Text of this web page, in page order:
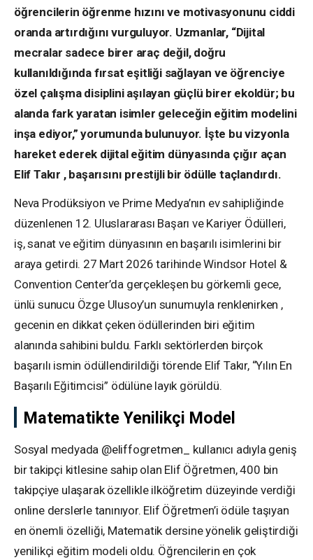
öğrencilerin öğrenme hızını ve motivasyonunu ciddi
oranda artırdığını vurguluyor. Uzmanlar, “Dijital
mecralar sadece birer araç değil, doğru
kullanıldığında fırsat eşitliği sağlayan ve öğrenciye
özel çalışma disiplini aşılayan güçlü birer ekoldür; bu
alanda fark yaratan isimler geleceğin eğitim modelini
inşa ediyor,” yorumunda bulunuyor. İşte bu vizyonla
hareket ederek dijital eğitim dünyasında çığır açan
Elif Takır , başarısını prestijli bir ödülle taçlandırdı.
Neva Prodüksiyon ve Prime Medya’nın ev sahipliğinde
düzenlenen 12. Uluslararası Başarı ve Kariyer Ödülleri,
iş, sanat ve eğitim dünyasının en başarılı isimlerini bir
araya getirdi. 27 Mart 2026 tarihinde Windsor Hotel &
Convention Center’da gerçekleşen bu görkemli gece,
ünlü sunucu Özge Ulusoy’un sunumuyla renklenirken ,
gecenin en dikkat çeken ödüllerinden biri eğitim
alanında sahibini buldu. Farklı sektörlerden birçok
başarılı ismin ödüllendirildiği törende Elif Takır, “Yılın En
Başarılı Eğitimcisi” ödülüne layık görüldü.
Matematikte Yenilikçi Model
Sosyal medyada @eliffogretmen_ kullanıcı adıyla geniş
bir takipçi kitlesine sahip olan Elif Öğretmen, 400 bin
takipçiye ulaşarak özellikle ilköğretim düzeyinde verdiği
online derslerle tanınıyor. Elif Öğretmen’i ödüle taşıyan
en önemli özelliği, Matematik dersine yönelik geliştirdiği
yenilikçi eğitim modeli oldu. Öğrencilerin en çok